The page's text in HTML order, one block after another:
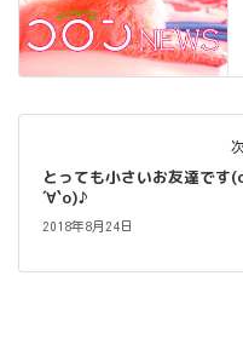
とっても小さいお友達です
´∀`о)♪
2018年8月24日